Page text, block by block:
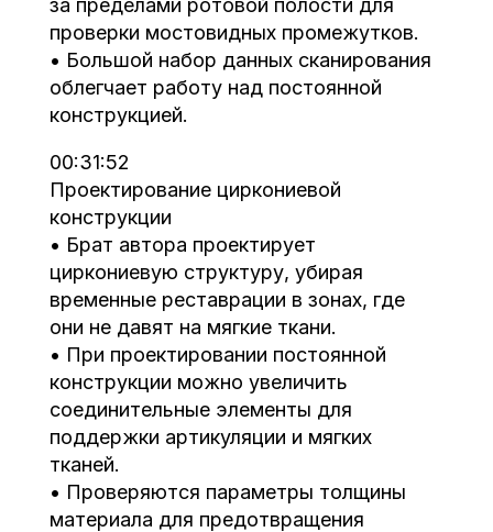
за пределами ротовой полости для
проверки мостовидных промежутков.
• Большой набор данных сканирования
облегчает работу над постоянной
конструкцией.
00:31:52
Проектирование циркониевой
конструкции
• Брат автора проектирует
циркониевую структуру, убирая
временные реставрации в зонах, где
они не давят на мягкие ткани.
• При проектировании постоянной
конструкции можно увеличить
соединительные элементы для
поддержки артикуляции и мягких
тканей.
• Проверяются параметры толщины
материала для предотвращения